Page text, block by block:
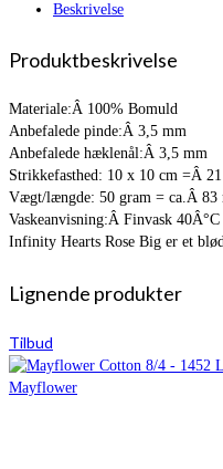
Beskrivelse
Produktbeskrivelse
Materiale:Â 100% Bomuld
Anbefalede pinde:Â 3,5 mm
Anbefalede hæklenål:Â 3,5 mm
Strikkefasthed: 10 x 10 cm =Â
Vægt/længde: 50 gram = ca.Â 83
Vaskeanvisning:Â Finvask
Infinity Hearts Rose Big er et
Lignende produkter
Tilbud